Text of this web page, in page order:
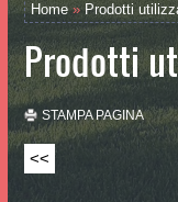
Home» Prodotti
Prodotti
STAMPA PAGINA
<<